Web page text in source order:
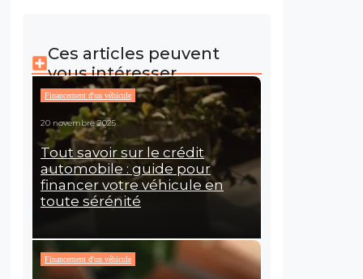
Ces articles peuvent
vous intéresser
Financement d'un véhicule
20 novembre 2025
Tout savoir sur le crédit
automobile : guide pour
financer votre véhicule en
toute sérénité
Financement d'un véhicule